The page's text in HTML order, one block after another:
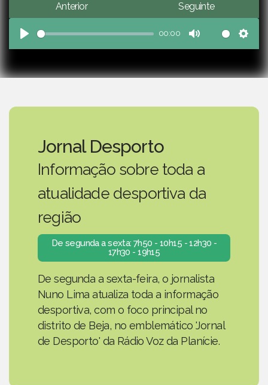
Anterior Seguinte
Play
00:00
Mute
Jornal Desporto
Informação sobre toda a
atualidade desportiva da
região
De segunda a sexta: 7h50 - 10h15 - 12h30 -
17h30 - 19h15
De segunda a sexta-feira, o jornalista
Nuno Lima atualiza toda a informação
desportiva, com o foco principal no
distrito de Beja, no emblemático 'Jornal
de Desporto' da Rádio Voz da Planície.